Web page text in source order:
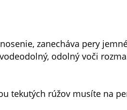
zanecháva pery
odolný voči
tekutých rúžov ​​musíte na